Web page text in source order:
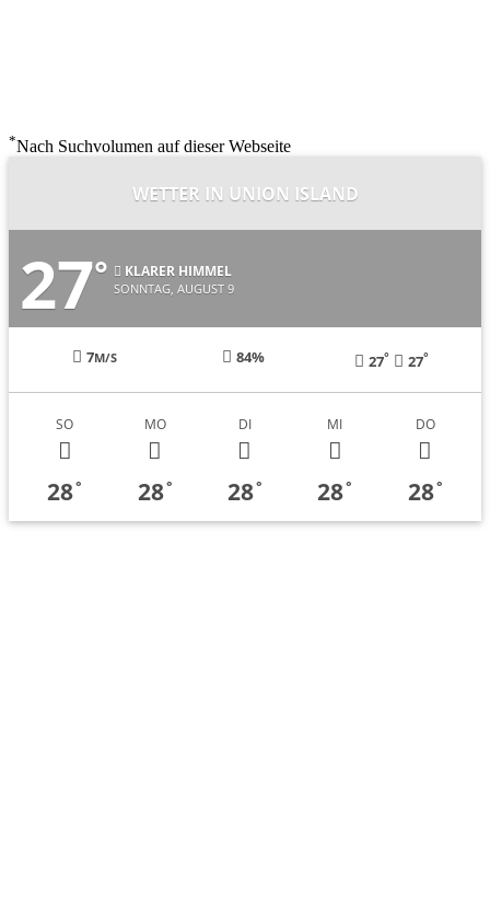
*Nach Suchvolumen auf dieser Webseite
WETTER IN UNION ISLAND
27° KLARER HIMMEL
SONNTAG, AUGUST 9
7M/S 84% 27° 27°
SO
28°
MO
28°
DI
28°
MI
28°
DO
28°